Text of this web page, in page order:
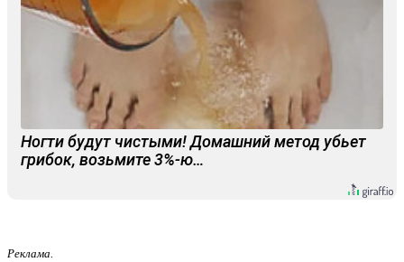
Ногти будут чистыми! Домашний метод убьет
грибок, возьмите 3%-ю…
Реклама.